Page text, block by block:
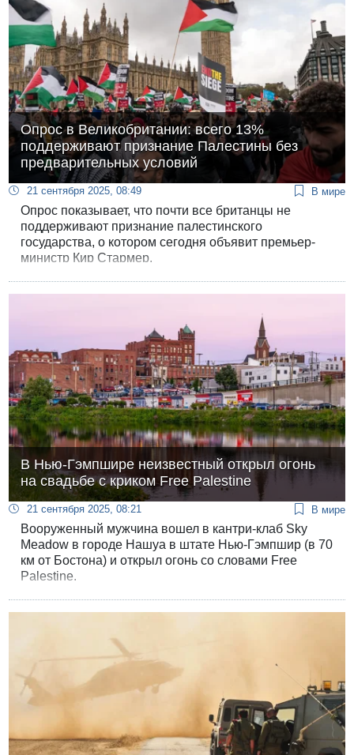
Опрос в Великобритании: всего 13%
поддерживают признание Палестины без
предварительных условий
21 сентября 2025, 08:49 В мире
Опрос показывает, что почти все британцы не
поддерживают признание палестинского
государства, о котором сегодня объявит премьер-
министр Кир Стармер.
В Нью-Гэмпшире неизвестный открыл огонь
на свадьбе с криком Free Palestine
21 сентября 2025, 08:21 В мире
Вооруженный мужчина вошел в кантри-клаб Sky
Meadow в городе Нашуа в штате Нью-Гэмпшир (в 70
км от Бостона) и открыл огонь со словами Free
Palestine.